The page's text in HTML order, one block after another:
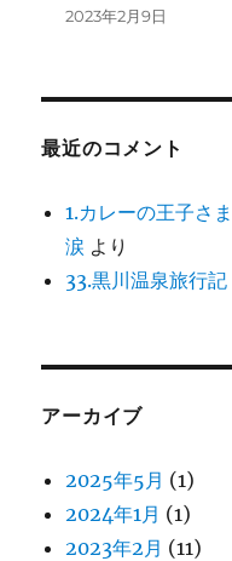
2023年2月9日
最近のコメント
1.カレーの王子さま
涙 より
33.黒川温泉旅行記
アーカイブ
2025年5月 (1)
2024年1月 (1)
2023年2月 (11)